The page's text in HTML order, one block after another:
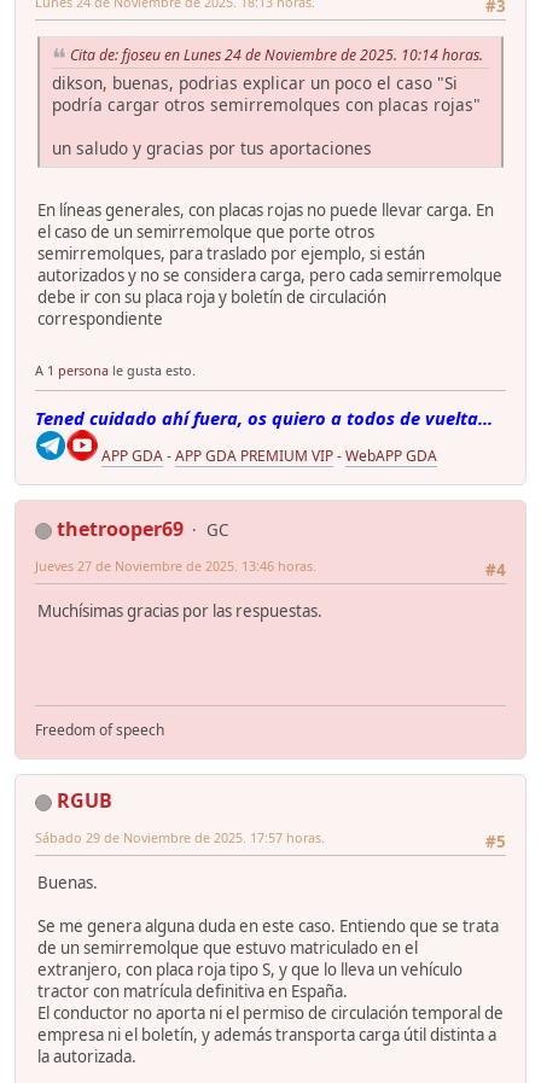
#3
Cita de: fjoseu en Lunes 24 de Noviembre de 2025. 10:14 horas.
dikson, buenas, podrias explicar un poco el caso "Si
podría cargar otros semirremolques con placas rojas"
un saludo y gracias por tus aportaciones
En líneas generales, con placas rojas no puede llevar carga. En
el caso de un semirremolque que porte otros
semirremolques, para traslado por ejemplo, si están
autorizados y no se considera carga, pero cada semirremolque
debe ir con su placa roja y boletín de circulación
correspondiente
A 1 persona le gusta esto.
Tened cuidado ahí fuera, os quiero a todos de vuelta...
APP GDA-APP GDA PREMIUM VIP-WebAPP GDA
thetrooper69
GC
#4
Jueves 27 de Noviembre de 2025. 13:46 horas.
Muchísimas gracias por las respuestas.
Freedom of speech
RGUB
#5
Sábado 29 de Noviembre de 2025. 17:57 horas.
Buenas.
Se me genera alguna duda en este caso. Entiendo que se trata
de un semirremolque que estuvo matriculado en el
extranjero, con placa roja tipo S, y que lo lleva un vehículo
tractor con matrícula definitiva en España.
El conductor no aporta ni el permiso de circulación temporal de
empresa ni el boletín, y además transporta carga útil distinta a
la autorizada.